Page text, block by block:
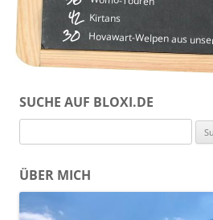
42 Kirtans
30 Hovawart-Welpen aus
SUCHE AUF BLOXI.DE
nach:
ÜBER MICH